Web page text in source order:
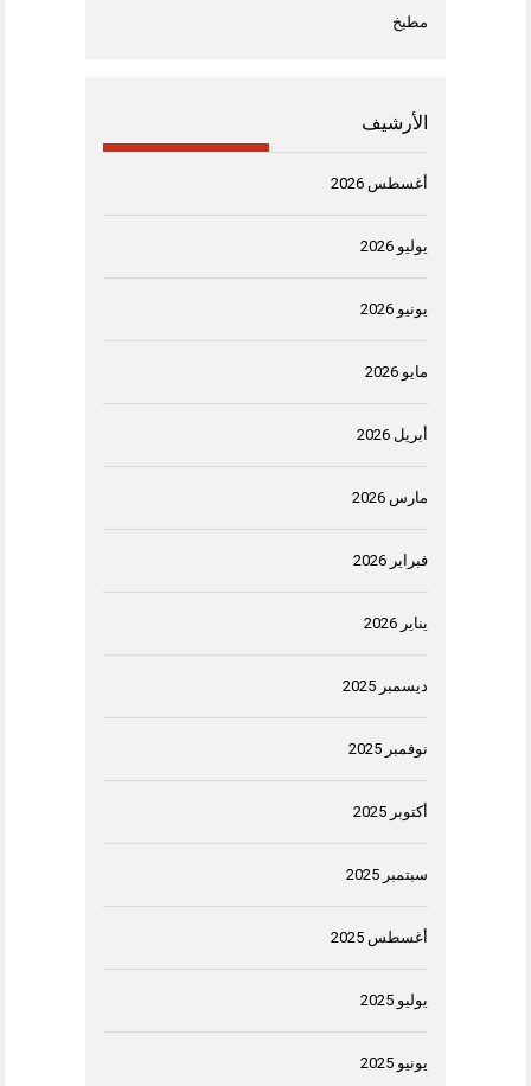
مطبخ
الأرشيف
أغسطس 2026
يوليو 2026
يونيو 2026
مايو 2026
أبريل 2026
مارس 2026
فبراير 2026
يناير 2026
ديسمبر 2025
نوفمبر 2025
أكتوبر 2025
سبتمبر 2025
أغسطس 2025
يوليو 2025
يونيو 2025